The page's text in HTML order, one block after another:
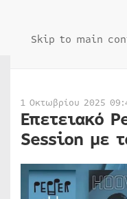
Skip to main
1 Οκτωβρίου 2025
Επετειακό
Session με